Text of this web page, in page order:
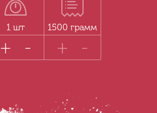
1 шт
+ -
1500 грамм
+ -